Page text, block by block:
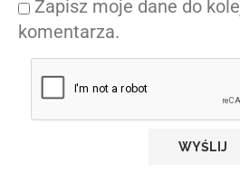
Zapisz moje dane do
komentarza.